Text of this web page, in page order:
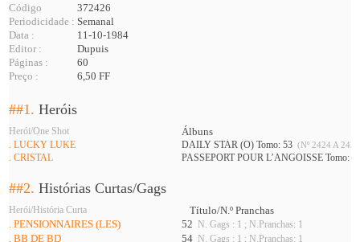
Código
372426
Periodicidade : Semanal
Data :
11-10-1984
Editor :
Dupuis
Páginas :
60
Preço :
6,50 FF
##1.Heróis
Herói/One Shot Álbuns
. LUCKY LUKE DAILY STAR (O) Tomo: 53 (Nº 2424 A
. CRISTAL PASSEPORT POUR L’ANGOISSE Tomo: 3
##2.Histórias Curtas/Gags
Herói/História Curta
Título/N.º Pranchas
. PENSIONNAIRES (LES)
52 N. Gags : 1 ; N.Pranchas: 1
. BB DE BD 54 N. Gags : 1 ; N.Pranchas: 1